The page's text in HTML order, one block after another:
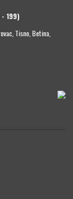
- 199)
Tisno, Betina,